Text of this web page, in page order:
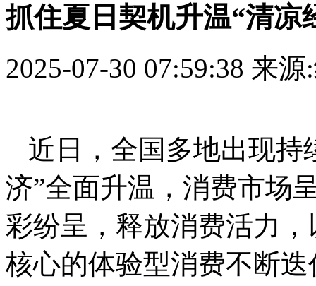
抓住夏日契机升温“清凉
2025-07-30 07:59:38 来源
近日，全国多地出现持
济”全面升温，消费市场
彩纷呈，释放消费活力
核心的体验型消费不断